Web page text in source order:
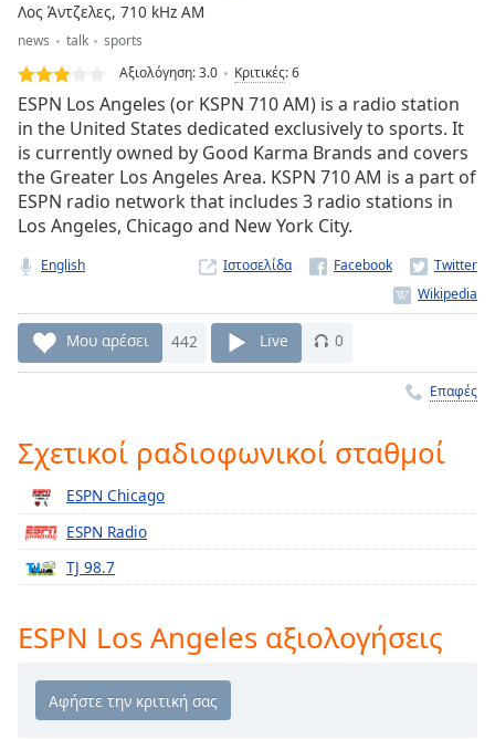
Loaded:
0.00%
Stream
TypeLIVE
Seek to
live,
currently
behind
live LIVE
Remaining
Time
Playback
Rate
descriptions
off,
selected
subtitles
settings,
opens
subtitles
Λος Άντζελες, 710 kHz AM
news talk
sports
Αξιολόγηση:3.0 Κριτικές:6
ESPN Los Angeles (or KSPN 710 AM) is a radio station
in the United States dedicated exclusively to sports. It
is currently owned by Good Karma Brands and covers
the Greater Los Angeles Area. KSPN 710 AM is a part of
ESPN radio network that includes 3 radio stations in
Los Angeles, Chicago and New York City.
English Ιστοσελίδα
Μου αρέσει 442 Live 0
Επαφές
Σχετικοί ραδιοφωνικοί σταθμοί
ESPN Chicago
ESPN Radio
TJ 98.7
ESPN Los Angeles αξιολογήσεις